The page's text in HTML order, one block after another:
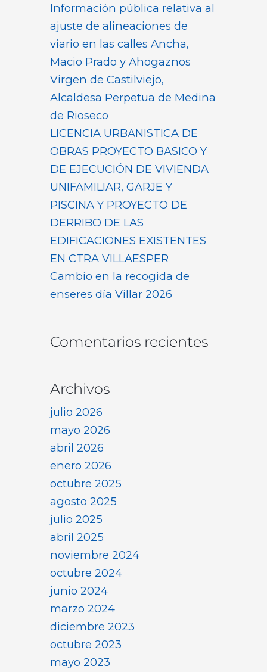
Información pública relativa al
ajuste de alineaciones de
viario en las calles Ancha,
Macio Prado y Ahogaznos
Virgen de Castilviejo,
Alcaldesa Perpetua de Medina
de Rioseco
LICENCIA URBANISTICA DE
OBRAS PROYECTO BASICO Y
DE EJECUCIÓN DE VIVIENDA
UNIFAMILIAR, GARJE Y
PISCINA Y PROYECTO DE
DERRIBO DE LAS
EDIFICACIONES EXISTENTES
EN CTRA VILLAESPER
Cambio en la recogida de
enseres día Villar 2026
Comentarios recientes
Archivos
julio 2026
mayo 2026
abril 2026
enero 2026
octubre 2025
agosto 2025
julio 2025
abril 2025
noviembre 2024
octubre 2024
junio 2024
marzo 2024
diciembre 2023
octubre 2023
mayo 2023